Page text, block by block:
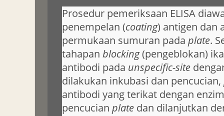
Prosedur pemeriksaan ELISA
penempelan (coating) antigen dan
permukaan sumuran pada plate.
tahapan blocking(pengeblokan)
antibodi pada unspecific-site
dilakukan inkubasi dan pencucian,
antibodi yang terikat dengan
pencucian plate dan dilanjutkan